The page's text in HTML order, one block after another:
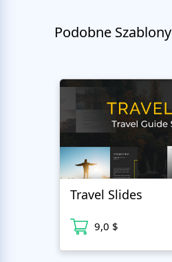
Podobne Szablony
Travel Slides
9,0 $